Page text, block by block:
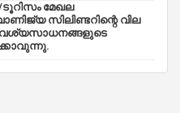
മേഖല
സിലിണ്ടറിന്റെ വില